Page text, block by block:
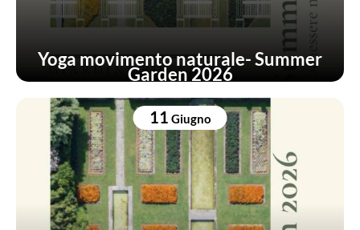
Yoga movimento naturale- Summer
Garden 2026
11 Giugno